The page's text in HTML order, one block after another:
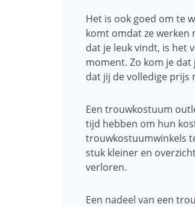
Het is ook goed om te
komt omdat ze werken
dat je leuk vindt, is het
moment. Zo kom je
dat jij de volledige prijs
Een trouwkostuum
tijd hebben om hun
trouwkostuumwinkels
stuk kleiner en
verloren.
Een nadeel van een